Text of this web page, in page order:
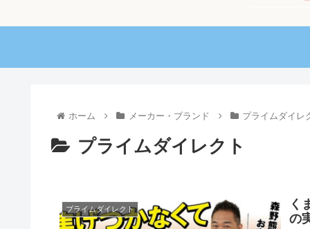
ホーム メーカー・ブランド プライムダイレ
プライムダイレクト
プライムダイレクト
く
の